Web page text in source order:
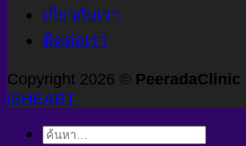
เกี่ยวกับเรา
ติดต่อเรา
Copyright 2026 © PeeradaClinic
iSHEART
ค้นหา: